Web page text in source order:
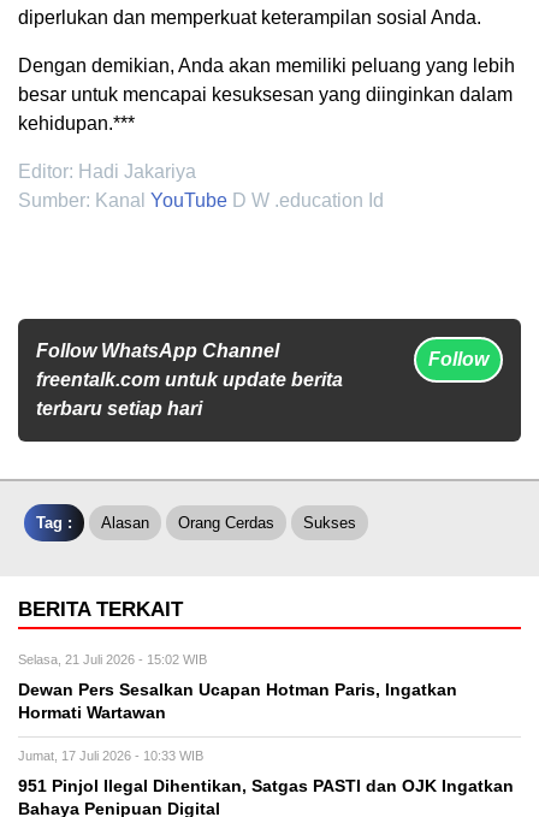
diperlukan dan memperkuat keterampilan sosial Anda.
Dengan demikian, Anda akan memiliki peluang yang lebih
besar untuk mencapai kesuksesan yang diinginkan dalam
kehidupan.***
Editor: Hadi Jakariya
Sumber: Kanal YouTube D W .education Id
Follow WhatsApp Channel
freentalk.com untuk update berita
terbaru setiap hari
Follow
Tag : Alasan Orang Cerdas Sukses
BERITA TERKAIT
Selasa, 21 Juli 2026 - 15:02 WIB
Dewan Pers Sesalkan Ucapan Hotman Paris, Ingatkan
Hormati Wartawan
Jumat, 17 Juli 2026 - 10:33 WIB
951 Pinjol Ilegal Dihentikan, Satgas PASTI dan OJK Ingatkan
Bahaya Penipuan Digital